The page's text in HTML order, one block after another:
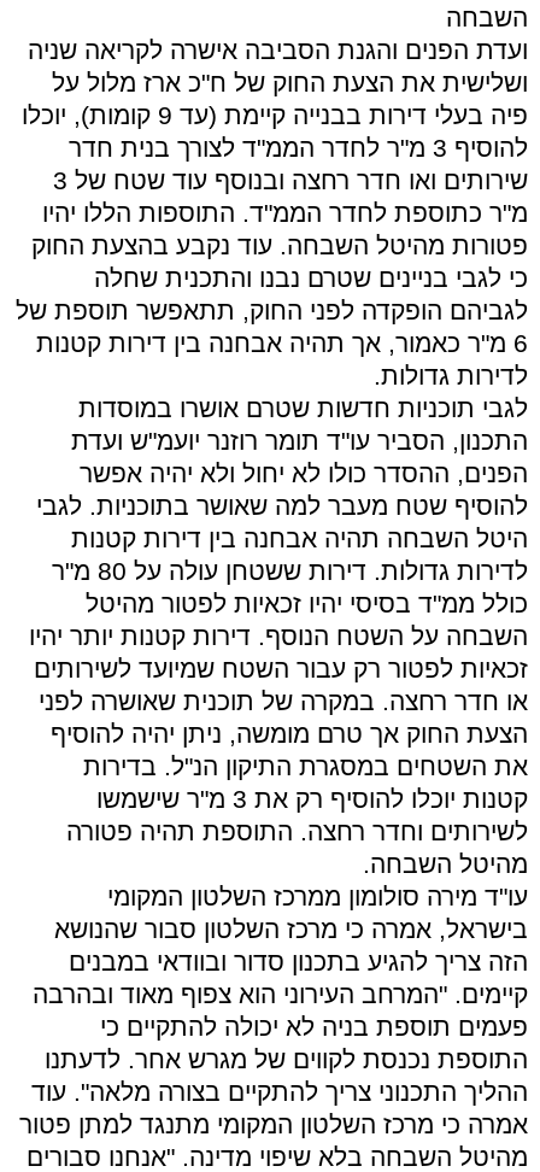
השבחה
ועדת הפנים והגנת הסביבה אישרה לקריאה שניה
ושלישית את הצעת החוק של ח"כ ארז מלול על
פיה בעלי דירות בבנייה קיימת (עד 9 קומות), יוכלו
להוסיף 3 מ"ר לחדר הממ"ד לצורך בנית חדר
שירותים ואו חדר רחצה ובנוסף עוד שטח של 3
מ"ר כתוספת לחדר הממ"ד. התוספות הללו יהיו
פטורות מהיטל השבחה. עוד נקבע בהצעת החוק
כי לגבי בניינים שטרם נבנו והתכנית שחלה
לגביהם הופקדה לפני החוק, תתאפשר תוספת של
6 מ"ר כאמור, אך תהיה אבחנה בין דירות קטנות
לדירות גדולות.
לגבי תוכניות חדשות שטרם אושרו במוסדות
התכנון, הסביר עו"ד תומר רוזנר יועמ"ש ועדת
הפנים, ההסדר כולו לא יחול ולא יהיה אפשר
להוסיף שטח מעבר למה שאושר בתוכניות. לגבי
היטל השבחה תהיה אבחנה בין דירות קטנות
לדירות גדולות. דירות ששטחן עולה על 80 מ"ר
כולל ממ"ד בסיסי יהיו זכאיות לפטור מהיטל
השבחה על השטח הנוסף. דירות קטנות יותר יהיו
זכאיות לפטור רק עבור השטח שמיועד לשירותים
או חדר רחצה. במקרה של תוכנית שאושרה לפני
הצעת החוק אך טרם מומשה, ניתן יהיה להוסיף
את השטחים במסגרת התיקון הנ"ל. בדירות
קטנות יוכלו להוסיף רק את 3 מ"ר שישמשו
לשירותים וחדר רחצה. התוספת תהיה פטורה
מהיטל השבחה.
עו"ד מירה סולומון ממרכז השלטון המקומי
בישראל, אמרה כי מרכז השלטון סבור שהנושא
הזה צריך להגיע בתכנון סדור ובוודאי במבנים
קיימים. "המרחב העירוני הוא צפוף מאוד ובהרבה
פעמים תוספת בניה לא יכולה להתקיים כי
התוספת נכנסת לקווים של מגרש אחר. לדעתנו
ההליך התכנוני צריך להתקיים בצורה מלאה". עוד
אמרה כי מרכז השלטון המקומי מתנגד למתן פטור
מהיטל השבחה בלא שיפוי מדינה. "אנחנו סבורים